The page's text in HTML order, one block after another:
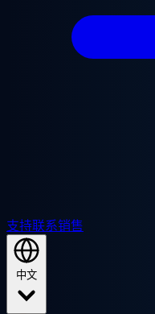
支持联系销售
中文